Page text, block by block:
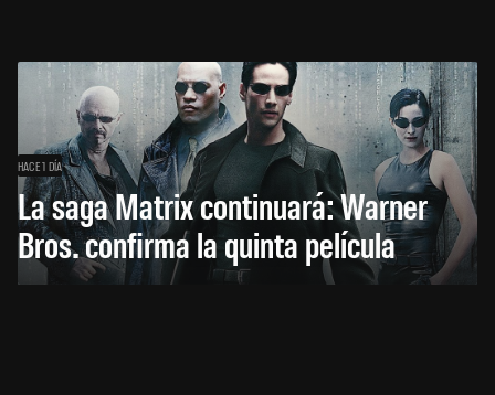
HACE 1 DÍA
La saga Matrix continuará: Warner
Bros. confirma la quinta película